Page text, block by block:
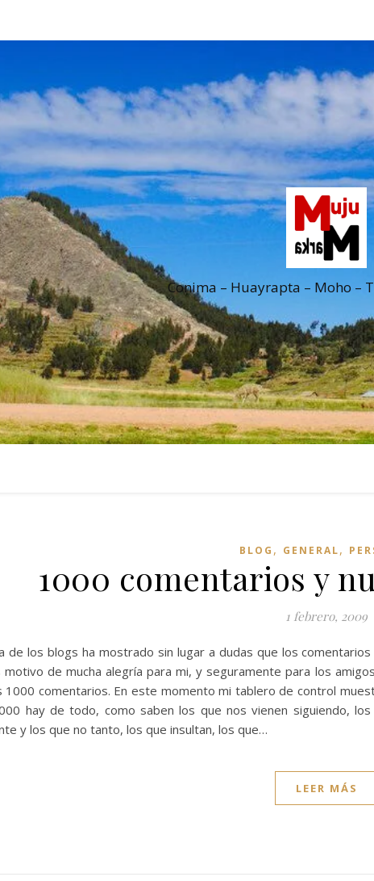
Conima – Huayrapta – Moho –
BLOG , GENERAL,
1000 comentarios y
1 febrero, 2009
de los blogs ha mostrado sin lugar a dudas que los
de mucha alegría para mi, y seguramente para los
1000 comentarios. En este momento mi tablero de control
hay de todo, como saben los que nos vienen siguiendo,
y los que no tanto, los que insultan, los que…
LEER MÁS